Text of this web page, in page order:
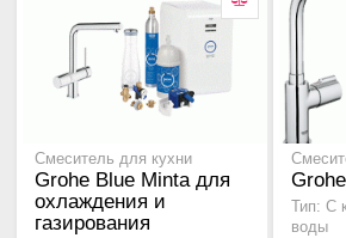
Смеситель для кухни
Grohe Blue Minta для
охлаждения и
газирования
Тип: С
воды